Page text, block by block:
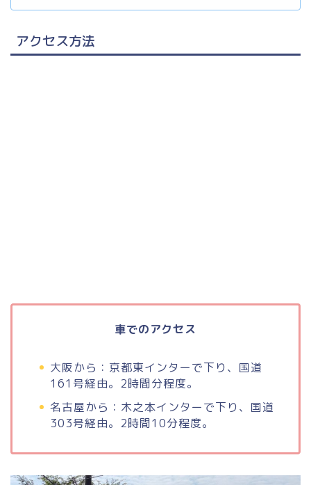
アクセス方法
車でのアクセス
大阪から：京都東インターで下り、国道
161号経由。2時間分程度。
名古屋から：木之本インターで下り、国道
303号経由。2時間10分程度。